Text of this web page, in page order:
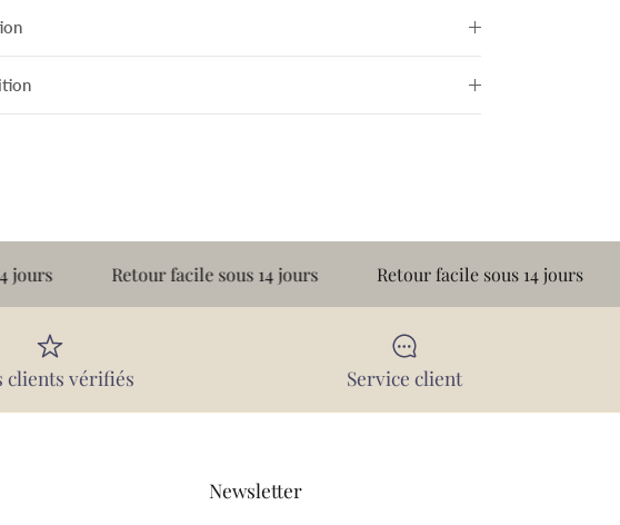
Retour facile sous 14 jours Retour facile sous 14 jours
clients vérifiés Service client
Newsletter